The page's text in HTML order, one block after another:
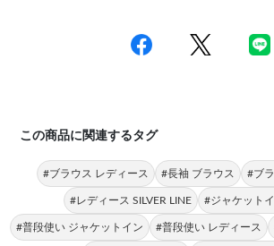
この商品に関連するタグ
#ブラウス レディース #長袖 ブラウス #ブ
#レディース SILVER LINE #ジャケット
#普段使い ジャケットイン #普段使い レディース